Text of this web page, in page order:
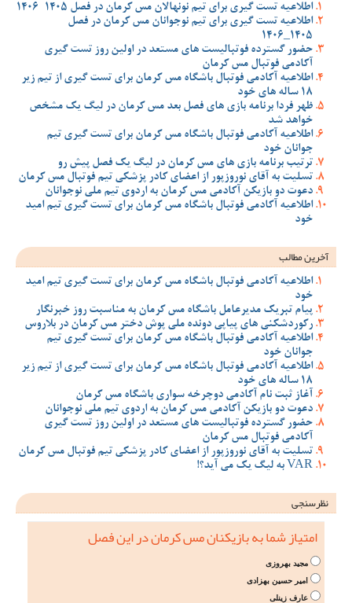
اطلاعیه تست گیری برای تیم نونهالان مس کرمان در فصل 1405-1406
اطلاعیه تست گیری برای تیم نوجوانان مس کرمان در فصل
1405_1406
حضور گسترده فوتبالیست های مستعد در اولین روز تست گیری
آکادمی فوتبال مس کرمان
اطلاعیه آکادمی فوتبال باشگاه مس کرمان برای تست گیری از تیم زیر
18 ساله های خود
ظهر فردا برنامه بازی های فصل بعد مس کرمان در لیگ یک مشخص
خواهد شد
اطلاعیه آکادمی فوتبال باشگاه مس کرمان برای تست گیری تیم
جوانان خود
ترتیب برنامه بازی های مس کرمان در لیگ یک فصل پیش رو
تسلیت به آقای نوروزپور از اعضای کادر پزشکی تیم فوتبال مس کرمان
دعوت دو بازیکن آکادمی مس کرمان به اردوی تیم ملی نوجوانان
اطلاعیه آکادمی فوتبال باشگاه مس کرمان برای تست گیری تیم امید
خود
آخرین مطالب
اطلاعیه آکادمی فوتبال باشگاه مس کرمان برای تست گیری تیم امید
خود
پیام تبریک مدیرعامل باشگاه مس کرمان به مناسبت روز خبرنگار
رکوردشکنی های پیاپی دونده ملی پوش دختر مس کرمان در بلاروس
اطلاعیه آکادمی فوتبال باشگاه مس کرمان برای تست گیری تیم
جوانان خود
اطلاعیه آکادمی فوتبال باشگاه مس کرمان برای تست گیری از تیم زیر
18 ساله های خود
آغاز ثبت نام آکادمی دوچرخه سواری باشگاه مس کرمان
دعوت دو بازیکن آکادمی مس کرمان به اردوی تیم ملی نوجوانان
حضور گسترده فوتبالیست های مستعد در اولین روز تست گیری
آکادمی فوتبال مس کرمان
تسلیت به آقای نوروزپور از اعضای کادر پزشکی تیم فوتبال مس کرمان
VAR به لیگ یک می آید؟!
نظرسنجی
امتیاز شما به بازیکنان مس کرمان در این فصل
مجید بهروزی
امیر حسین بهزادی
عارف زینلی